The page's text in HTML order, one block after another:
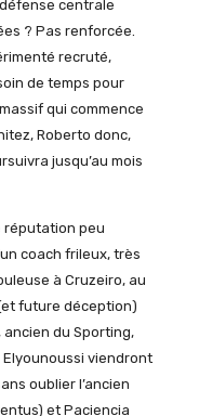
centrale
? Pas renforcée.
recruté,
de temps pour
qui commence
Roberto donc,
jusqu’au mois
réputation peu
coach frileux, très
à Cruzeiro, au
future déception)
ancien du Sporting,
Elyounoussi viendront
oublier l’ancien
et Paciencia